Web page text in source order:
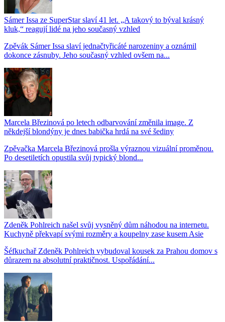
Sámer Issa ze SuperStar slaví 41 let. „A takový to býval krásný
kluk,“ reagují lidé na jeho současný vzhled
Zpěvák Sámer Issa slaví jednačtyřicáté narozeniny a oznámil
dokonce zásnuby. Jeho současný vzhled ovšem na...
Marcela Březinová po letech odbarvování změnila image. Z
někdejší blondýny je dnes babička hrdá na své šediny
Zpěvačka Marcela Březinová prošla výraznou vizuální proměnou.
Po desetiletích opustila svůj typický blond...
Zdeněk Pohlreich našel svůj vysněný dům náhodou na internetu.
Kuchyně překvapí svými rozměry a koupelny zase kusem Asie
Šéfkuchař Zdeněk Pohlreich vybudoval kousek za Prahou domov s
důrazem na absolutní praktičnost. Uspořádání...